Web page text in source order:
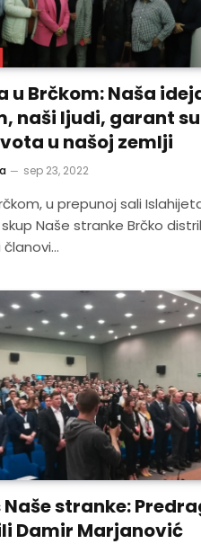
u Brčkom: Naša
naši ljudi, garant su
u našoj zemlji
sep 23, 2022
u prepunoj sali
Naše stranke Brčko
članovi…
stranke:
Damir Marjanović